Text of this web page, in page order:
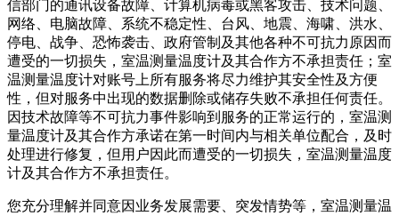
信部门的通讯设备故障、计算机病毒或黑客攻击、技术问题、
网络、电脑故障、系统不稳定性、台风、地震、海啸、洪水、
停电、战争、恐怖袭击、政府管制及其他各种不可抗力原因而
遭受的一切损失， 室温测量温度计及其合作方不承担责任； 室
温测量温度计对账号上所有服务将尽力维护其安全性及方便
性，但对服务中出现的数据删除或储存失败不承担任何责任。
因技术故障等不可抗力事件影响到服务的正常运行的， 室温测
量温度计及其合作方承诺在第一时间内与相关单位配合，及时
处理进行修复，但用户因此而遭受的一切损失， 室温测量温度
计及其合作方不承担责任。
您充分理解并同意因业务发展需要、突发情势等， 室温测量温